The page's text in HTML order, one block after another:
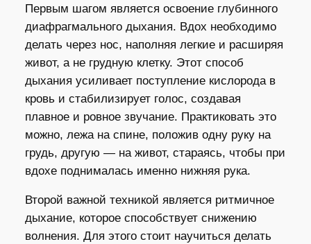
Первым шагом является освоение глубинного
диафрагмального дыхания. Вдох необходимо
делать через нос, наполняя легкие и расширяя
живот, а не грудную клетку. Этот способ
дыхания усиливает поступление кислорода в
кровь и стабилизирует голос, создавая
плавное и ровное звучание. Практиковать это
можно, лежа на спине, положив одну руку на
грудь, другую — на живот, стараясь, чтобы при
вдохе поднималась именно нижняя рука.
Второй важной техникой является ритмичное
дыхание, которое способствует снижению
волнения. Для этого стоит научиться делать